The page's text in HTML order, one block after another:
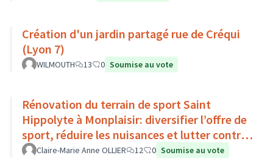
Création d'un jardin partagé rue de Créqui
(Lyon 7)
WILMOUTH 13 0 Soumise au vote
Rénovation du terrain de sport Saint
Hippolyte à Monplaisir: diversifier l’offre de
sport, réduire les nuisances et lutter contre
l’îlot de chaleur
Claire-Marie Anne OLLIER 12 0 Soumise au vote